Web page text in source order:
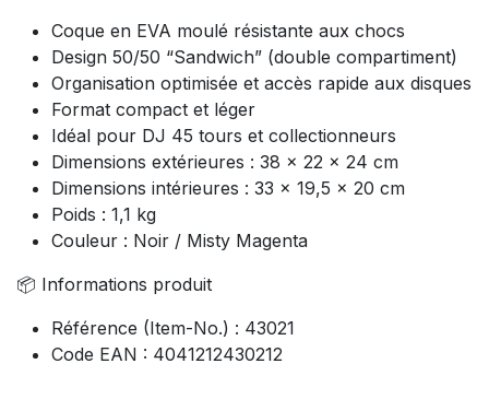
Coque en EVA moulé résistante aux chocs
Design 50/50 “Sandwich” (double compartiment)
Organisation optimisée et accès rapide aux disques
Format compact et léger
Idéal pour DJ 45 tours et collectionneurs
Dimensions extérieures : 38 x 22 x 24 cm
Dimensions intérieures : 33 x 19,5 x 20 cm
Poids : 1,1 kg
Couleur : Noir / Misty Magenta
📦 Informations produit
Référence (Item-No.) : 43021
Code EAN : 4041212430212